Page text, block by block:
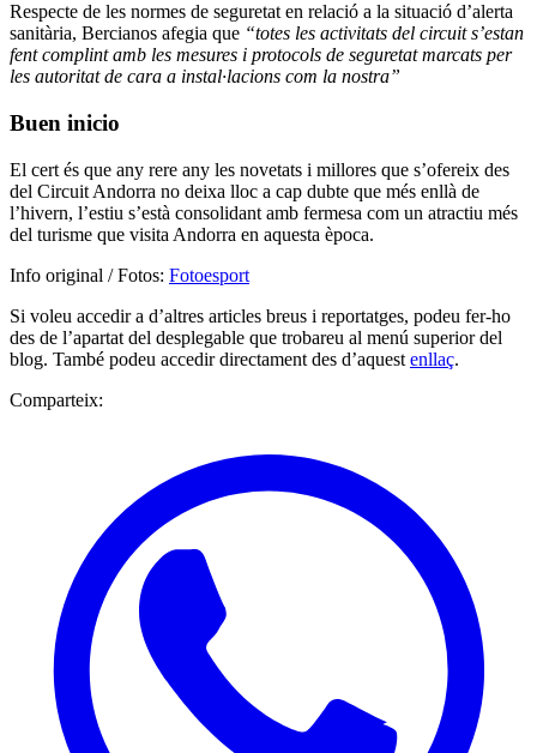
Respecte de les normes de seguretat en relació a la situació d’alerta
sanitària, Bercianos afegia que “totes les activitats del circuit s’estan
fent complint amb les mesures i protocols de seguretat marcats per
les autoritat de cara a instal·lacions com la nostra”
Buen inicio
El cert és que any rere any les novetats i millores que s’ofereix des
del Circuit Andorra no deixa lloc a cap dubte que més enllà de
l’hivern, l’estiu s’està consolidant amb fermesa com un atractiu més
del turisme que visita Andorra en aquesta època.
Info original / Fotos: Fotoesport
Si voleu accedir a d’altres articles breus i reportatges, podeu fer-ho
des de l’apartat del desplegable que trobareu al menú superior del
blog. També podeu accedir directament des d’aquest enllaç.
Comparteix: